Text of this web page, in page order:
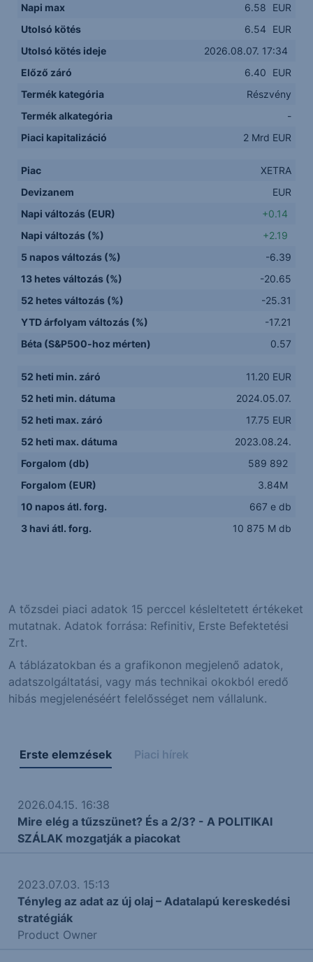
Napi max
6.58
EUR
Utolsó kötés
6.54
EUR
Utolsó kötés ideje
2026.08.07. 17:34
Előző záró
6.40
EUR
Termék kategória
Részvény
Termék alkategória
-
Piaci kapitalizáció
2 Mrd EUR
Piac
XETRA
Devizanem
EUR
Napi változás (EUR)
+0.14
Napi változás (%)
+2.19
5 napos változás (%)
-6.39
13 hetes változás (%)
-20.65
52 hetes változás (%)
-25.31
YTD árfolyam változás (%)
-17.21
Béta (S&P500-hoz mérten)
0.57
52 heti min. záró
11.20 EUR
52 heti min. dátuma
2024.05.07.
52 heti max. záró
17.75 EUR
52 heti max. dátuma
2023.08.24.
Forgalom (db)
589 892
Forgalom (EUR)
3.84M
10 napos átl. forg.
667 e db
3 havi átl. forg.
10 875 M db
A tőzsdei piaci adatok 15 perccel késleltetett értékeket
mutatnak. Adatok forrása: Refinitiv, Erste Befektetési
Zrt.
A táblázatokban és a grafikonon megjelenő adatok,
adatszolgáltatási, vagy más technikai okokból eredő
hibás megjelenéséért felelősséget nem vállalunk.
Erste elemzések Piaci hírek
2026.04.15. 16:38
Mire elég a tűzszünet? És a 2/3? - A POLITIKAI
SZÁLAK mozgatják a piacokat
2023.07.03. 15:13
Tényleg az adat az új olaj – Adatalapú kereskedési
stratégiák
Product Owner